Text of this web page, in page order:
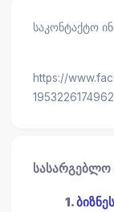
საკონტაქტო
https://
სასარგებლო
1.